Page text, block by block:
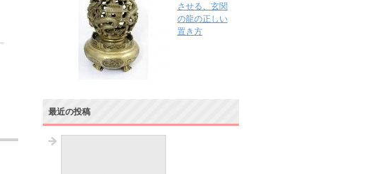
させる、玄関
の龍の正しい
置き方
最近の投稿